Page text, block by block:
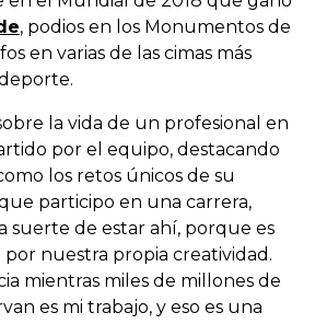
, podios en los Monumentos de
en varias de las cimas más
la vida de un profesional en
por el equipo, destacando
los retos únicos de su
participo en una carrera,
suerte de estar ahí, porque es
nuestra propia creatividad.
mientras miles de millones de
es mi trabajo, y eso es una